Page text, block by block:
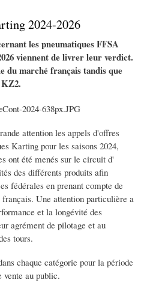
2024-2026
les pneumatiques FFSA
viennent de livrer leur verdict.
du marché français tandis que
attention les appels d'offres
Karting pour les saisons 2024,
ont été menés sur le circuit d'
des différents produits afin
fédérales en prenant compte de
Une attention particulière a
et la longévité des
agrément de pilotage et au
tours.
chaque catégorie pour la période
vente au public.